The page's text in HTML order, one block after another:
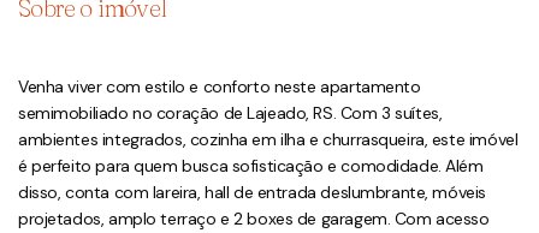
Sobre o imóvel
Venha viver com estilo e conforto neste apartamento
semimobiliado no coração de Lajeado, RS. Com 3 suítes,
ambientes integrados, cozinha em ilha e churrasqueira, este imóvel
é perfeito para quem busca sofisticação e comodidade. Além
disso, conta com lareira, hall de entrada deslumbrante, móveis
projetados, amplo terraço e 2 boxes de garagem. Com acesso